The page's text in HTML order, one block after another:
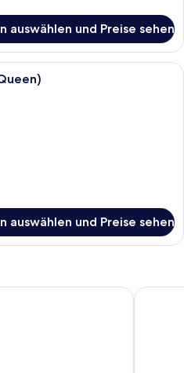
auswählen und Preise sehen
Hochwertige Bettwaren,
auswählen und Preise sehen
Scandic